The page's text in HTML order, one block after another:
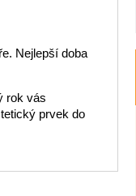
Nejlepší doba
rok vás
prvek do